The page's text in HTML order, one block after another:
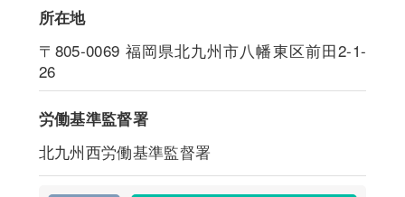
所在地
〒805-0069 福岡県北九州市八幡東区前田2-1-
26
労働基準監督署
北九州西労働基準監督署